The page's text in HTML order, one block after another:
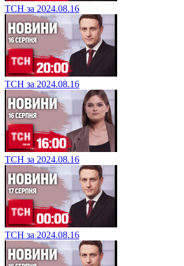
ТСН за 2024.08.16
ТСН за 2024.08.16
ТСН за 2024.08.16
ТСН за 2024.08.16